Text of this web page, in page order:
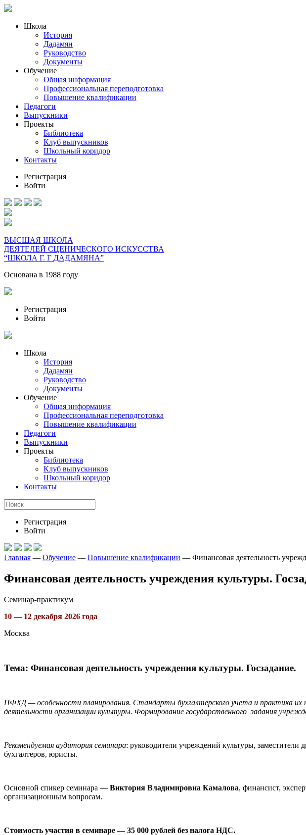
Школа
История
Дадамян
Руководство
Документы
Обучение
Общая информация
Профессиональная переподготовка
Повышение квалификации
Педагоги
Выпускники
Проекты
Библиотека
Клуб выпускников
Школьный коридор
Контакты
Регистрация
Войти
ВЫСШАЯ ШКОЛА
ДЕЯТЕЛЕЙ СЦЕНИЧЕСКОГО ИСКУССТВА
“ШКОЛА Г. Г ДАДАМЯНА”
Основана в 1988 году
Регистрация
Войти
Школа
История
Дадамян
Руководство
Документы
Обучение
Общая информация
Профессиональная переподготовка
Повышение квалификации
Педагоги
Выпускники
Проекты
Библиотека
Клуб выпускников
Школьный коридор
Контакты
Регистрация
Войти
Главная — Обучение — Повышение квалификации — Финансовая деятельность
Финансовая деятельность учреждения культуры.
Семинар-практикум
10 — 12 декабря 2026 года
Москва
Тема: Финансовая деятельность учреждения культуры. Госзадание.
ПФХД — особенности планирования. Стандарты бухгалтерского учета и практика
деятельности организации культуры. Формирование государственного задания
Рекомендуемая аудитория семинара: руководители учреждений культуры, заместители
бухгалтеров, юристы.
Основной спикер семинара — Виктория Владимировна Камалова, финансист,
организационным вопросам.
Стоимость участия в семинаре — 35 000 рублей без налога НДС.